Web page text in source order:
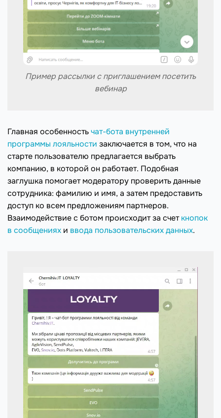
Пример рассылки с приглашением посетить
вебинар
Главная особенностьчат-бота внутренней
программы лояльности заключается в том, что на
старте пользователю предлагается выбрать
компанию, в которой он работает. Подобная
заглушка помогает модератору проверить данные
сотрудника: фамилию и имя, а затем предоставить
доступ ко всем предложениям партнеров.
Взаимодействие с ботом происходит за счеткнопок
в сообщениях и ввода пользовательских данных.